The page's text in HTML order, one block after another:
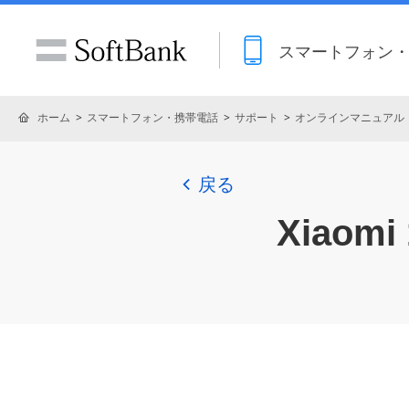
スマートフォン
ホーム スマートフォン・携帯電話 サポート オンラインマニュアル
戻る
Xiaomi